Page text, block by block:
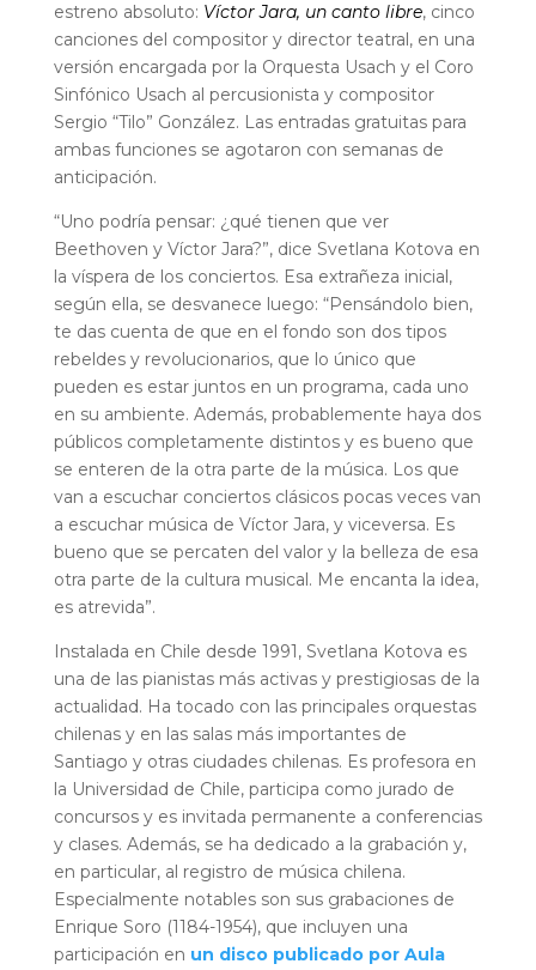
estreno absoluto: Víctor Jara, un canto libre, cinco
canciones del compositor y director teatral, en una
versión encargada por la Orquesta Usach y el Coro
Sinfónico Usach al percusionista y compositor
Sergio “Tilo” González. Las entradas gratuitas para
ambas funciones se agotaron con semanas de
anticipación.
“Uno podría pensar: ¿qué tienen que ver
Beethoven y Víctor Jara?”, dice Svetlana Kotova en
la víspera de los conciertos. Esa extrañeza inicial,
según ella, se desvanece luego: “Pensándolo bien,
te das cuenta de que en el fondo son dos tipos
rebeldes y revolucionarios, que lo único que
pueden es estar juntos en un programa, cada uno
en su ambiente. Además, probablemente haya dos
públicos completamente distintos y es bueno que
se enteren de la otra parte de la música. Los que
van a escuchar conciertos clásicos pocas veces van
a escuchar música de Víctor Jara, y viceversa. Es
bueno que se percaten del valor y la belleza de esa
otra parte de la cultura musical. Me encanta la idea,
es atrevida”.
Instalada en Chile desde 1991, Svetlana Kotova es
una de las pianistas más activas y prestigiosas de la
actualidad. Ha tocado con las principales orquestas
chilenas y en las salas más importantes de
Santiago y otras ciudades chilenas. Es profesora en
la Universidad de Chile, participa como jurado de
concursos y es invitada permanente a conferencias
y clases. Además, se ha dedicado a la grabación y,
en particular, al registro de música chilena.
Especialmente notables son sus grabaciones de
Enrique Soro (1184-1954), que incluyen una
participación en un disco publicado por Aula